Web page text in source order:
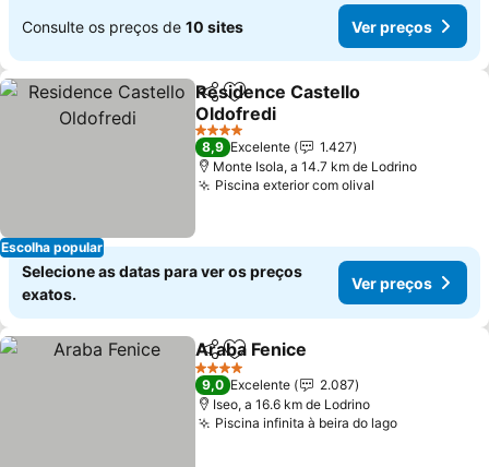
Consulte os preços de 10 sites Ver preços
Escolha popular
PartilharAdicionar aos favoritos
Residence Castello
Oldofredi
Ver preços
4 Estrelas
8,9 Excelente
1.427
Monte Isola, a 14.7 km de Lodrino
Piscina exterior com olival
Selecione as datas para ver os preços
exatos.
Ver preços
PartilharAdicionar aos favoritos
Araba Fenice
4 Estrelas
9,0 Excelente
2.087
Iseo, a 16.6 km de Lodrino
Piscina infinita à beira do lagoVer preços